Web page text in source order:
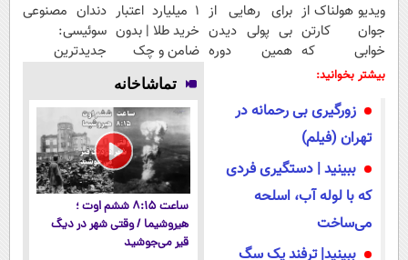
ویدیو هولناک از
جوان کارتن
خوابی که
میلیاردر شد.
برای رهایی از
بی پولی دیدن
همین دوره
کن)
۱ میلیارد اعتبار
خرید طلا | بدون
ضامن و چک
دندان مصنوعی
سوئیسی:
جدیدترین
پرداخت قسطی
بیشتر بخوانید:
زورگیری بی رحمانه در
تهران (فیلم)
ببینید | دستگیری فردی
که با لوله آب، اسلحه
می‌ساخت
ببینید| ترفند یک سگ
تماشاخانه
ساعت ۸:۱۵ ششم اوت ؛
هیروشیما / وقتی شهر در دیگ
قیر می‌جوشید